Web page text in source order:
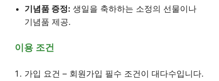
기념품 증정: 생일을 축하하는 소정의 선물이나
기념품 제공.
이용 조건
가입 요건 – 회원가입 필수 조건이 대다수입니다.